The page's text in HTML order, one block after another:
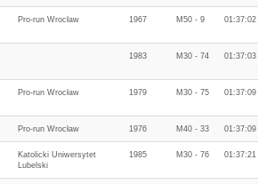
Pro-run Wrocław 1967 M50 - 9 01:37:02
1983 M30 - 74 01:37:03
Pro-run Wrocław 1979 M30 - 75 01:37:09
Pro-run Wrocław 1976 M40 - 33 01:37:09
Katolicki Uniwersytet
Lubelski
1985 M30 - 76 01:37:21